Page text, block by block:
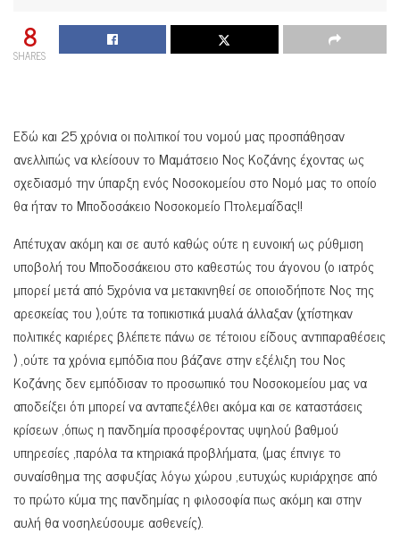
8
SHARES
Εδώ και 25 χρόνια οι πολιτικοί του νομού μας προσπάθησαν
ανελλιπώς να κλείσουν το Μαμάτσειο Νος Κοζάνης έχοντας ως
σχεδιασμό την ύπαρξη ενός Νοσοκομείου στο Νομό μας το οποίο
θα ήταν το Μποδοσάκειο Νοσοκομείο Πτολεμαΐδας!!
Απέτυχαν ακόμη και σε αυτό καθώς ούτε η ευνοική ως ρύθμιση
υποβολή του Μποδοσάκειου στο καθεστώς του άγονου (ο ιατρός
μπορεί μετά από 5χρόνια να μετακινηθεί σε οποιοδήποτε Νος της
αρεσκείας του ),ούτε τα τοπικιστικά μυαλά άλλαξαν (χτίστηκαν
πολιτικές καριέρες βλέπετε πάνω σε τέτοιου είδους αντιπαραθέσεις
) ,ούτε τα χρόνια εμπόδια που βάζανε στην εξέλιξη του Νος
Κοζάνης δεν εμπόδισαν το προσωπικό του Νοσοκομείου μας να
αποδείξει ότι μπορεί να ανταπεξέλθει ακόμα και σε καταστάσεις
κρίσεων ,όπως η πανδημία προσφέροντας υψηλού βαθμού
υπηρεσίες ,παρόλα τα κτηριακά προβλήματα, (μας έπνιγε το
συναίσθημα της ασφυξίας λόγω χώρου ,ευτυχώς κυριάρχησε από
το πρώτο κύμα της πανδημίας η φιλοσοφία πως ακόμη και στην
αυλή θα νοσηλεύσουμε ασθενείς).